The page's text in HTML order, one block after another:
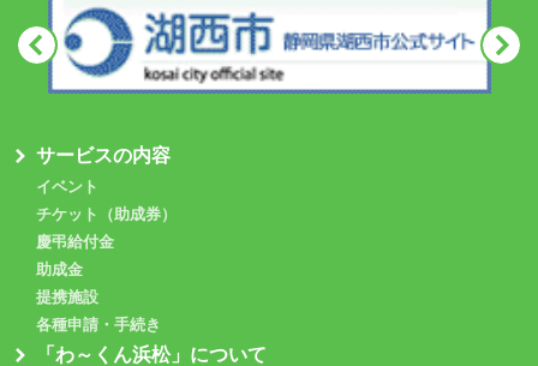
サービスの内容
イベント
チケット（助成券）
慶弔給付金
助成金
提携施設
各種申請・手続き
「わ～くん浜松」について